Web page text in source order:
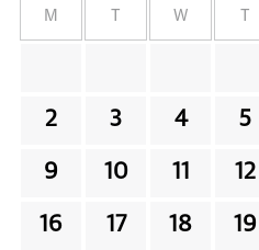
M W
2 3 4 5
9 10 11 12
16 17 18 19